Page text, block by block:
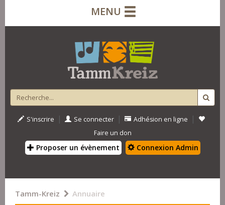
MENU
S'inscrire | Se connecter | Adhésion en ligne |
Faire un don
Proposer un évènement Connexion Admin
Tamm-Kreiz Annuaire